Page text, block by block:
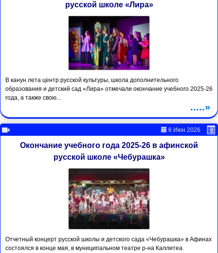
русской школе «Лира»
В канун лета центр русской культуры, школа дополнительного
образования и детский сад «Лира» отмечали окончание учебного 2025-26
года, а также свою...
.....»
6 Июн 2026
Окончание учебного года 2025-26 в афинской
русской школе «Чебурашка»
Отчетный концерт русской школы и детского сада «Чебурашка» в Афинах
состоялся в конце мая, в муниципальном театре р-на Каллитеа.